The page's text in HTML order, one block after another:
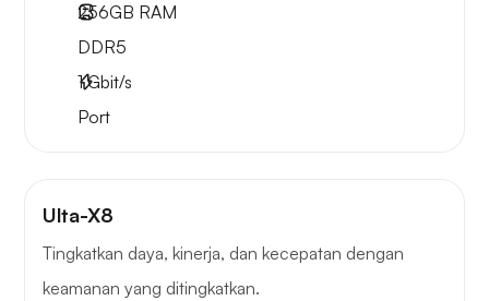
256GB RAM
DDR5
1Gbit/s
Port
Ulta-X8
Tingkatkan daya, kinerja, dan kecepatan dengan
keamanan yang ditingkatkan.